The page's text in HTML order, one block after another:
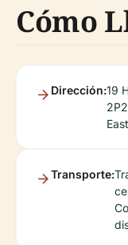
Cómo
Dirección:19
Transporte: